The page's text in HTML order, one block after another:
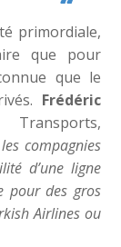
primordiale,
que pour
que le
Frédéric
compagnies
d’une ligne
pour des gros
Airlines ou